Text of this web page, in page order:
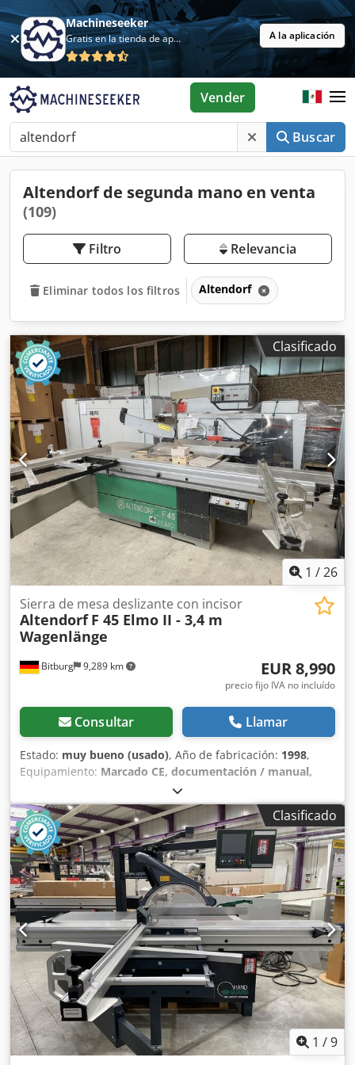
Machineseeker
Gratis en la tienda de aplicaciones A la aplicación
Buscar
Vender
Altendorf de segunda mano en venta
(109)
Filtro Relevancia
Eliminar todos los filtros Altendorf
Clasificado
1 /26
Bitburg 9,289 km
Sierra de mesa deslizante con incisor
Altendorf F 45 Elmo II - 3,4 m
Wagenlänge
EUR 8,990
precio fijo IVA no incluído
Consultar Llamar
Estado: muy bueno (usado), Año de fabricación: 1998,
Equipamiento: Marcado CE, documentación / manual,
marcador, protector de disco de sierra
carro: 3400 mm Ancho de corte con tope lateral: 1350 mm
Ancho de corte con tope de longitud: 3200 mm
Profundidad de corte: 145 mm Marcador previo: sí Cedpfx
Afezq Srkelsrf Con ajuste eléctrico de altura y lateral
Sistema de marcado previo Rápido para el ajuste continuo
del ancho de corte Rango de ajuste de 2,8 a 3,8 mm,
incluida la hoja de sierra para el marcado previo Ajuste de
altura de la hoja de sierra: eléctrico Ajuste de inclinación
de la hoja de sierra: eléctrico Ajuste del tope lateral:
manual Ajuste del tope de longitud: manual Indicador del
ángulo de la hoja de sierra: pantalla digital Indicador del
tope lateral: escala Indicador de la regla de longitud:
escala Diámetro de la hoja de sierra: 450 mm Velocidades:
4 Potencia del motor: 5,5 kW Dispositivo de corte paralelo
Palin como unidad adicional con ajuste de inglete y
visualización en la mesa deslizante Conexión para
Clasificado
1 /9